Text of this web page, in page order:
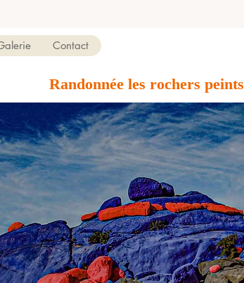
Contact
Randonnée les rochers peints